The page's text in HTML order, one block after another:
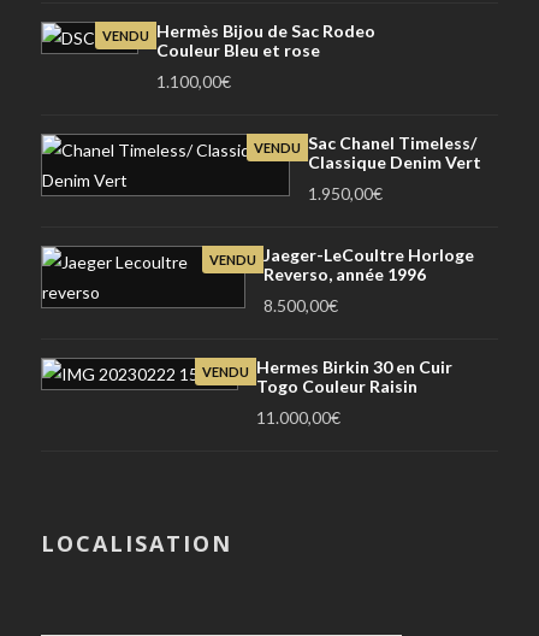
VENDU
Hermès Bijou de Sac Rodeo
Couleur Bleu et rose
1.100,00€
VENDU Sac Chanel Timeless/
Classique Denim Vert
1.950,00€
VENDU Jaeger-LeCoultre Horloge
Reverso, année 1996
8.500,00€
VENDU
Hermes Birkin 30 en Cuir
Togo Couleur Raisin
11.000,00€
LOCALISATION